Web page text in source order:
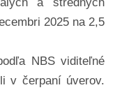
2025 na 2,5
NBS viditeľné
v čerpaní úverov.